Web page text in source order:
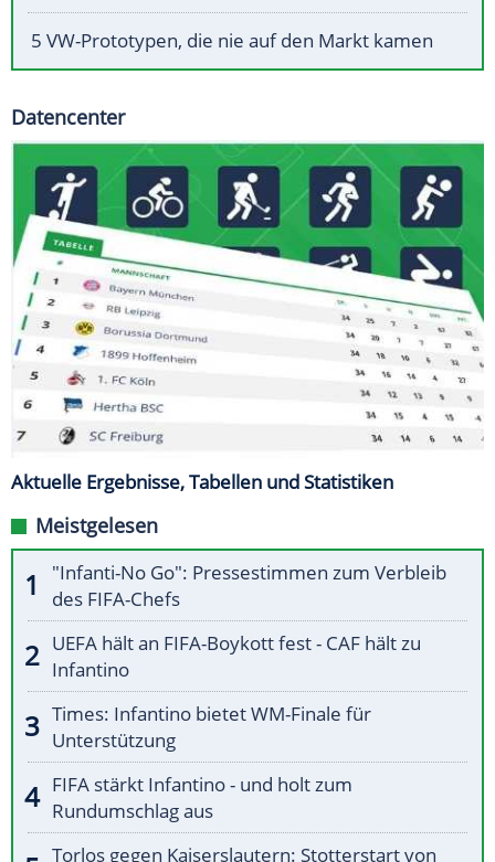
5 VW-Prototypen, die nie auf den Markt kamen
Datencenter
Aktuelle Ergebnisse, Tabellen und Statistiken
Meistgelesen
"Infanti-No Go": Pressestimmen zum Verbleib
des FIFA-Chefs
UEFA hält an FIFA-Boykott fest - CAF hält zu
Infantino
Times: Infantino bietet WM-Finale für
Unterstützung
FIFA stärkt Infantino - und holt zum
Rundumschlag aus
Torlos gegen Kaiserslautern: Stotterstart von